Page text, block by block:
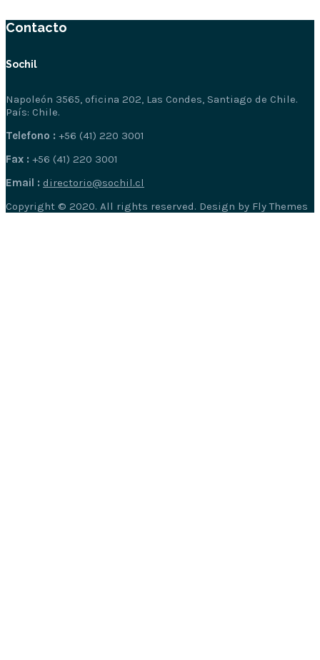
Contacto
Sochil
Napoleón 3565, oficina 202, Las Condes, Santiago de Chile.
País: Chile.
Telefono : +56 (41) 220 3001
Fax : +56 (41) 220 3001
Email : directorio@sochil.cl
Copyright © 2020. All rights reserved. Design by Fly Themes